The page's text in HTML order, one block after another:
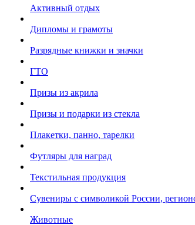
Активный отдых
Дипломы и грамоты
Разрядные книжки и значки
ГТО
Призы из акрила
Призы и подарки из стекла
Плакетки, панно, тарелки
Футляры для наград
Текстильная продукция
Сувениры с символикой России,
Животные